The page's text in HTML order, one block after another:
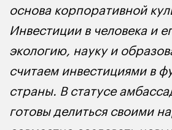
основа корпоративной
Инвестиции в человека и
экологию, науку и
считаем инвестициями в
страны. В статусе
готовы делиться своими